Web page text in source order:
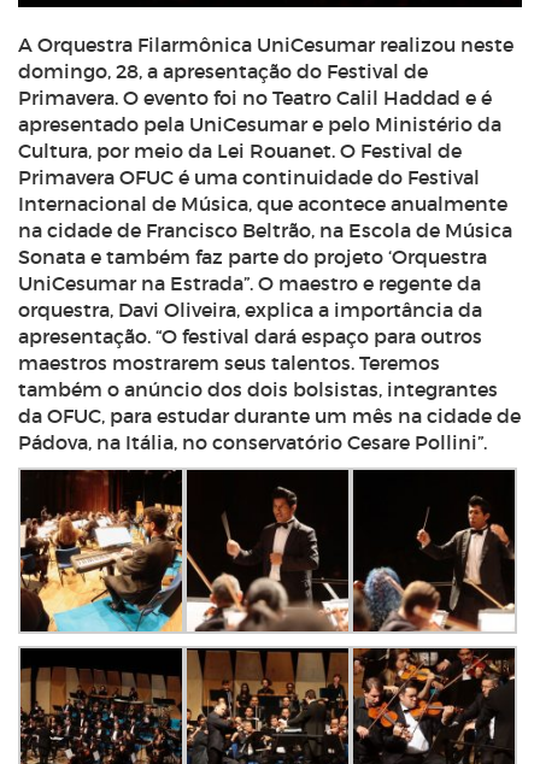
A Orquestra Filarmônica UniCesumar realizou neste
domingo, 28, a apresentação do Festival de
Primavera. O evento foi no Teatro Calil Haddad e é
apresentado pela UniCesumar e pelo Ministério da
Cultura, por meio da Lei Rouanet. O Festival de
Primavera OFUC é uma continuidade do Festival
Internacional de Música, que acontece anualmente
na cidade de Francisco Beltrão, na Escola de Música
Sonata e também faz parte do projeto ‘Orquestra
UniCesumar na Estrada”. O maestro e regente da
orquestra, Davi Oliveira, explica a importância da
apresentação. “O festival dará espaço para outros
maestros mostrarem seus talentos. Teremos
também o anúncio dos dois bolsistas, integrantes
da OFUC, para estudar durante um mês na cidade de
Pádova, na Itália, no conservatório Cesare Pollini”.